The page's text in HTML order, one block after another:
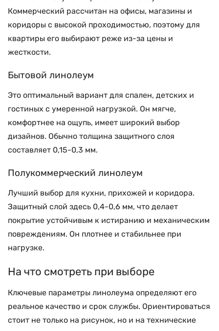
Коммерческий рассчитан на офисы, магазины и
коридоры с высокой проходимостью, поэтому для
квартиры его выбирают реже из-за цены и
жесткости.
Бытовой линолеум
Это оптимальный вариант для спален, детских и
гостиных с умеренной нагрузкой. Он мягче,
комфортнее на ощупь, имеет широкий выбор
дизайнов. Обычно толщина защитного слоя
составляет 0,15-0,3 мм.
Полукоммерческий линолеум
Лучший выбор для кухни, прихожей и коридора.
Защитный слой здесь 0,4-0,6 мм, что делает
покрытие устойчивым к истиранию и механическим
повреждениям. Он плотнее и стабильнее при
нагрузке.
На что смотреть при выборе
Ключевые параметры линолеума определяют его
реальное качество и срок службы. Ориентироваться
стоит не только на рисунок, но и на технические